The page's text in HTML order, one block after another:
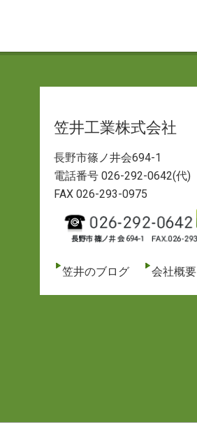
08-
笠井工業株式会社
長野市篠ノ井会694-1
電話番号 026-292-0642(代)
FAX 026-293-0975
笠井のブログ 会社概要